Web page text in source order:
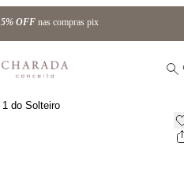
5% OFFnas compras pix